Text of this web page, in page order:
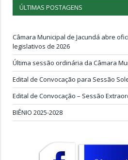
ÚLTIMAS POSTAGENS
Câmara Municipal de Jacundá abre
legislativos de 2026
Última sessão ordinária da Câmara
Edital de Convocação para Sessão
Edital de Convocação – Sessão
BIÊNIO 2025-2028